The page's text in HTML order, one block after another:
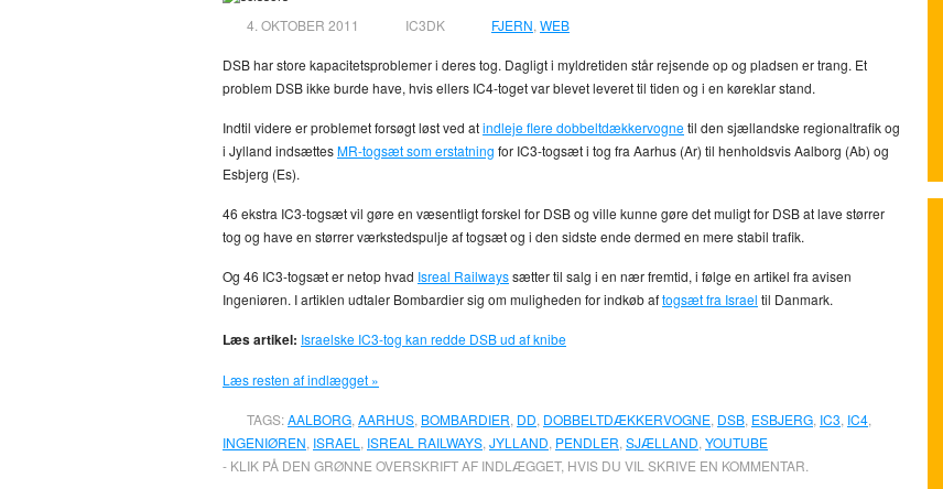
4. OKTOBER 2011 IC3DK FJERN WEB
DSB har store kapacitetsproblemer i deres tog. Dagligt i myldretiden står rejsende op og pladsen er trang. Et
problem DSB ikke burde have, hvis ellers IC4-toget var blevet leveret til tiden og i en køreklar stand.
Indtil videre er problemet forsøgt løst ved atindleje flere dobbeltdækkervognetil den sjællandske regionaltrafik og
i Jylland indsættesMR-togsæt som erstatning for IC3-togsæt i tog fra Aarhus (Ar) til henholdsvis Aalborg (Ab) og
Esbjerg (Es).
46 ekstra IC3-togsæt vil gøre en væsentligt forskel for DSB og ville kunne gøre det muligt for DSB at lave størrer
tog og have en størrer værkstedspulje af togsæt og i den sidste ende dermed en mere stabil trafik.
Og 46 IC3-togsæt er netop hvad Isreal Railwayssætter til salg i en nær fremtid, i følge en artikel fra avisen
Ingeniøren. I artiklen udtaler Bombardier sig om muligheden for indkøb aftogsæt fra Israel til Danmark.
Læs artikel: Israelske IC3-tog kan redde DSB ud af knibe
Læs resten af indlægget »
TAGS:AALBORG AARHUS BOMBARDIER DD DOBBELTDÆKKERVOGNE DSB ESBJERG IC3 IC4
INGENIØREN ISRAEL ISREAL RAILWAYS JYLLAND PENDLER SJÆLLAND YOUTUBE
- KLIK PÅ DEN GRØNNE OVERSKRIFT AF INDLÆGGET, HVIS DU VIL SKRIVE EN KOMMENTAR.